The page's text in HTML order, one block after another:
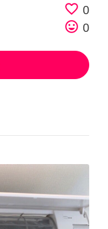
favorite_border 0
tag_faces 0